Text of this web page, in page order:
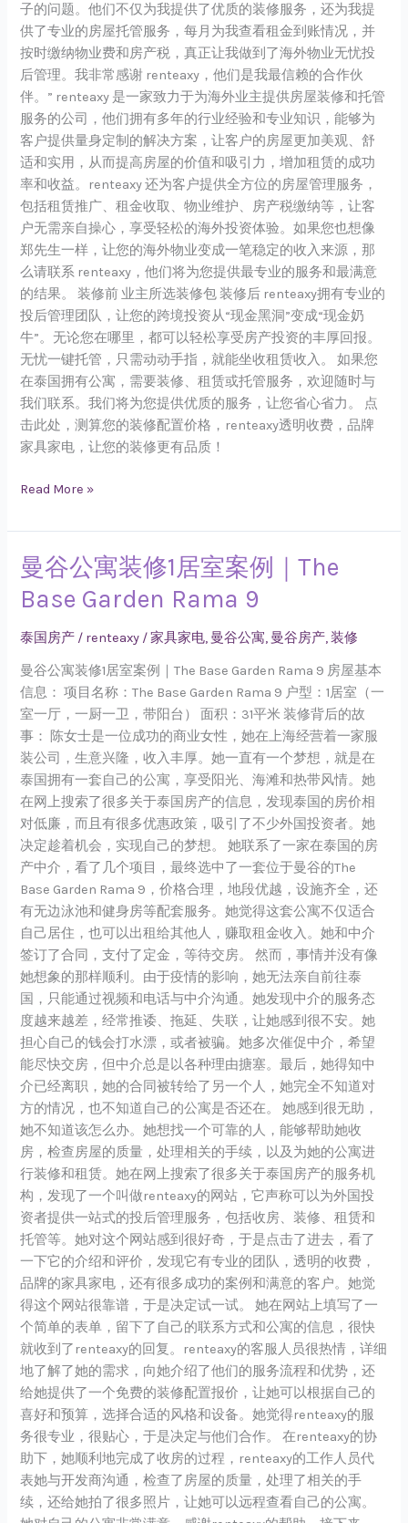
子的问题。他们不仅为我提供了优质的装修服务，还为我提
供了专业的房屋托管服务，每月为我查看租金到账情况，并
按时缴纳物业费和房产税，真正让我做到了海外物业无忧投
后管理。我非常感谢 renteaxy，他们是我最信赖的合作伙
伴。” renteaxy 是一家致力于为海外业主提供房屋装修和托管
服务的公司，他们拥有多年的行业经验和专业知识，能够为
客户提供量身定制的解决方案，让客户的房屋更加美观、舒
适和实用，从而提高房屋的价值和吸引力，增加租赁的成功
率和收益。renteaxy 还为客户提供全方位的房屋管理服务，
包括租赁推广、租金收取、物业维护、房产税缴纳等，让客
户无需亲自操心，享受轻松的海外投资体验。如果您也想像
郑先生一样，让您的海外物业变成一笔稳定的收入来源，那
么请联系 renteaxy，他们将为您提供最专业的服务和最满意
的结果。 装修前 业主所选装修包 装修后 renteaxy拥有专业的
投后管理团队，让您的跨境投资从“现金黑洞”变成“现金奶
牛”。无论您在哪里，都可以轻松享受房产投资的丰厚回报。
无忧一键托管，只需动动手指，就能坐收租赁收入。 如果您
在泰国拥有公寓，需要装修、租赁或托管服务，欢迎随时与
我们联系。我们将为您提供优质的服务，让您省心省力。 点
击此处，测算您的装修配置价格，renteaxy透明收费，品牌
家具家电，让您的装修更有品质！
装
修
案
例
Read More »
曼谷公寓装修1居室案例｜The
Base Garden Rama 9
泰国房产 / renteaxy /家具家电, 曼谷公寓, 曼谷房产,装修
曼谷公寓装修1居室案例｜The Base Garden Rama 9 房屋基本
信息： 项目名称：The Base Garden Rama 9 户型：1居室（一
室一厅，一厨一卫，带阳台） 面积：31平米 装修背后的故
事： 陈女士是一位成功的商业女性，她在上海经营着一家服
装公司，生意兴隆，收入丰厚。她一直有一个梦想，就是在
泰国拥有一套自己的公寓，享受阳光、海滩和热带风情。她
在网上搜索了很多关于泰国房产的信息，发现泰国的房价相
对低廉，而且有很多优惠政策，吸引了不少外国投资者。她
决定趁着机会，实现自己的梦想。 她联系了一家在泰国的房
产中介，看了几个项目，最终选中了一套位于曼谷的The
Base Garden Rama 9，价格合理，地段优越，设施齐全，还
有无边泳池和健身房等配套服务。她觉得这套公寓不仅适合
自己居住，也可以出租给其他人，赚取租金收入。她和中介
签订了合同，支付了定金，等待交房。 然而，事情并没有像
她想象的那样顺利。由于疫情的影响，她无法亲自前往泰
国，只能通过视频和电话与中介沟通。她发现中介的服务态
度越来越差，经常推诿、拖延、失联，让她感到很不安。她
担心自己的钱会打水漂，或者被骗。她多次催促中介，希望
能尽快交房，但中介总是以各种理由搪塞。最后，她得知中
介已经离职，她的合同被转给了另一个人，她完全不知道对
方的情况，也不知道自己的公寓是否还在。 她感到很无助，
她不知道该怎么办。她想找一个可靠的人，能够帮助她收
房，检查房屋的质量，处理相关的手续，以及为她的公寓进
行装修和租赁。她在网上搜索了很多关于泰国房产的服务机
构，发现了一个叫做renteaxy的网站，它声称可以为外国投
资者提供一站式的投后管理服务，包括收房、装修、租赁和
托管等。她对这个网站感到很好奇，于是点击了进去，看了
一下它的介绍和评价，发现它有专业的团队，透明的收费，
品牌的家具家电，还有很多成功的案例和满意的客户。她觉
得这个网站很靠谱，于是决定试一试。 她在网站上填写了一
个简单的表单，留下了自己的联系方式和公寓的信息，很快
就收到了renteaxy的回复。renteaxy的客服人员很热情，详细
地了解了她的需求，向她介绍了他们的服务流程和优势，还
给她提供了一个免费的装修配置报价，让她可以根据自己的
喜好和预算，选择合适的风格和设备。她觉得renteaxy的服
务很专业，很贴心，于是决定与他们合作。 在renteaxy的协
助下，她顺利地完成了收房的过程，renteaxy的工作人员代
表她与开发商沟通，检查了房屋的质量，处理了相关的手
续，还给她拍了很多照片，让她可以远程查看自己的公寓。
曼
谷
公
装
修
1
居
室
案
例
｜
The
Base
Garden
Rama
9